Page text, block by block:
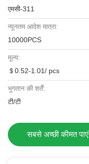
एमसी-311
न्यूनतम आदेश मात्रा:
10000PCS
मूल्य:
＄0.52-1.01/ pcs
भुगतान की शर्तें:
टी/टी
सबसे अच्छी कीमत पाएं